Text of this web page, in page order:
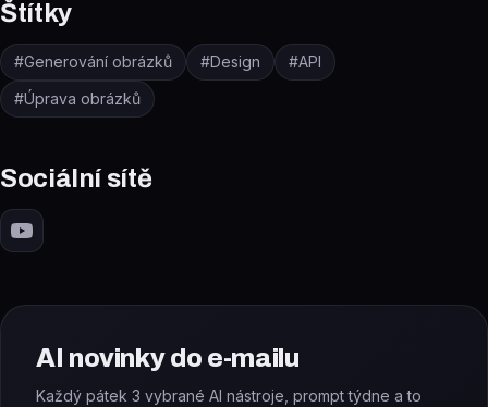
Štítky
#Generování obrázků #Design #API
#Úprava obrázků
Sociální sítě
AI novinky do e-mailu
Každý pátek 3 vybrané AI nástroje, prompt týdne a to